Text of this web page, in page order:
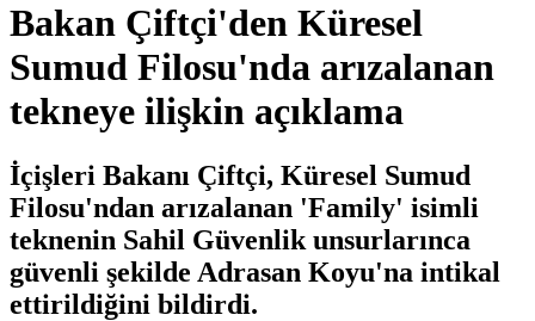
Bakan Çiftçi'den Küresel
Sumud Filosu'nda arızalanan
tekneye ilişkin açıklama
İçişleri Bakanı Çiftçi, Küresel Sumud
Filosu'ndan arızalanan 'Family' isimli
teknenin Sahil Güvenlik unsurlarınca
güvenli şekilde Adrasan Koyu'na intikal
ettirildiğini bildirdi.